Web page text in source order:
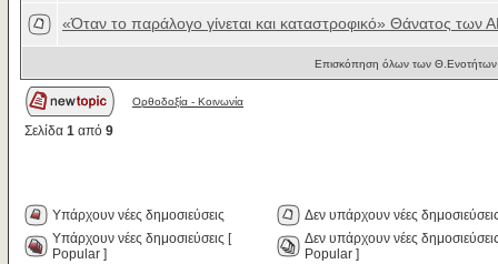
«Όταν το παράλογο γίνεται και καταστροφικό» Θάνατος των
Επισκόπηση όλων των Θ.Ενοτήτων
Ορθοδοξία - Κοινωνία
Σελίδα 1 από 9
Υπάρχουν νέες δημοσιεύσεις
Δεν υπάρχουν νέες
Υπάρχουν νέες δημοσιεύσεις [
Popular ]
Δεν υπάρχουν νέες
Popular ]